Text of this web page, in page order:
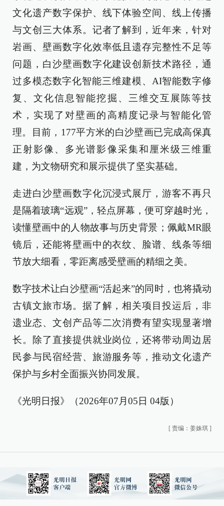
文化遗产数字保护、线下体验空间、线上传播
与文创三大体系。记者了解到，近年来，针对
岩画、壁画数字化效率低且遗存完整性不足等
问题，白沙壁画数字化建设创新技术路径，通
过多模态数字化智能三维建模、AI智能数字修
复、文化信息智能挖掘、三维交互展陈等技
术，实现了对壁画的高精度记录与智能化管
理。目前，177平方米的白沙壁画已完成高保真
正射影像、多光谱影像采集和厘米级三维重
建，为文物研究和展示提供了坚实基础。
走进白沙壁画数字化沉浸式展厅，游客不再只
是隔着玻璃“远观”，轻点屏幕，便可穿越时光，
读懂壁画中的人物故事与历史背景；佩戴MR眼
镜后，还能将壁画中的衣纹、脸谱、线条等细
节放大细看，零距离感受壁画的精细之美。
数字技术让白沙壁画“活起来”的同时，也将撬动
古镇文旅市场。据了解，相关项目投运后，非
遗业态、文创产品等二次消费有望实现显著增
长。除了直接提供就业岗位，还将带动周边居
民参与民宿经营、旅游服务等，推动文化遗产
保护与乡村全面振兴协同发展。
《光明日报》（2026年07月05日 04版）
[ 责编：姜姝琪 ]